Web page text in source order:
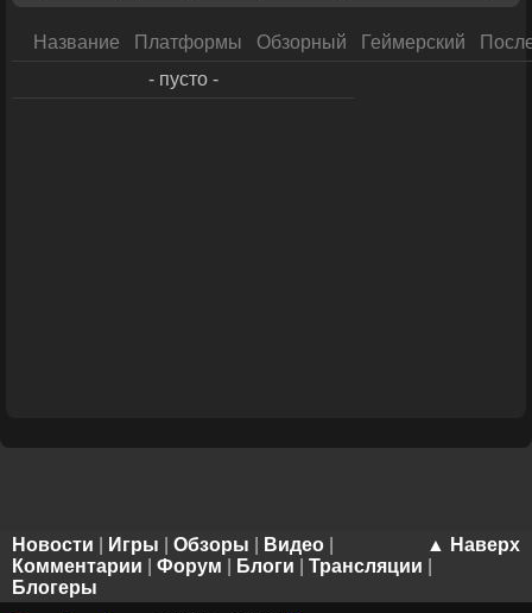
Название Платформы Обзорный Геймерский
- пусто -
▲ Наверх
Новости Игры Обзоры Видео
Комментарии
Форум Блоги Трансляции
Блогеры